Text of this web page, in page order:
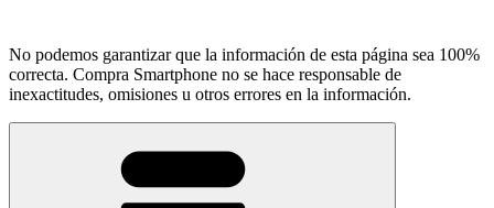
No podemos garantizar que la información de esta página sea 100%
correcta. Compra Smartphone no se hace responsable de
inexactitudes, omisiones u otros errores en la información.